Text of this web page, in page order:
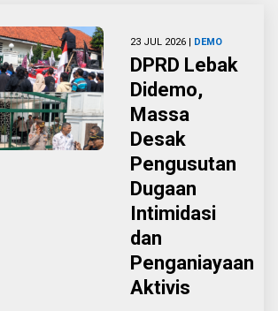
23 JUL 2026 | DEMO
DPRD Lebak
Didemo,
Massa
Desak
Pengusutan
Dugaan
Intimidasi
dan
Penganiayaan
Aktivis